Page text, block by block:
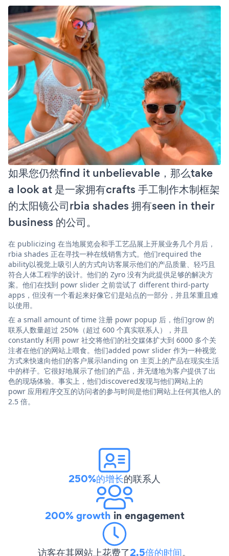
如果您仍然find it unbelievable，那么take
a look at 是一家拥有crafts 手工制作木制框架
的太阳镜公司rbia shades 拥有seen in their
business 的公司。
在 publicizing 在当地展览会和手工艺品展上开展业务几个月后，
rbia shades 正在寻找一种在线销售方式。他们required the
ability以视觉上吸引人的方式向访客展示他们的产品质量、轻巧且
符合人体工程学的设计。他们的 Zyro 没有为此提供足够的解决方
案。他们在找到 powr slider 之前尝试了 different third-party
apps，但没有一个看起来好像它们是站点的一部分，并且笨重且难
以使用。
在 a small amount of time 注册 powr popup 后，他们grow 的
联系人数量超过 250%（超过 600 个真实联系人），并且
constantly 利用 powr 社交将他们的社交媒体扩大到 6000 多个关
注者在他们的网站上喂食。他们added powr slider 作为一种视觉
方式来快速向他们的客户展示landing on 主页上的产品在现实生活
中的样子。它很好地展示了他们的产品，并无缝地为客户提供了出
色的现场体验。事实上，他们discovered发现与他们网站上的
powr 应用程序交互的访问者的参与时间是他们网站上任何其他人的
2.5 倍。
250%的增长的联系人
200% growth in engagement
访客在其网站上花费了2.5倍的时间。